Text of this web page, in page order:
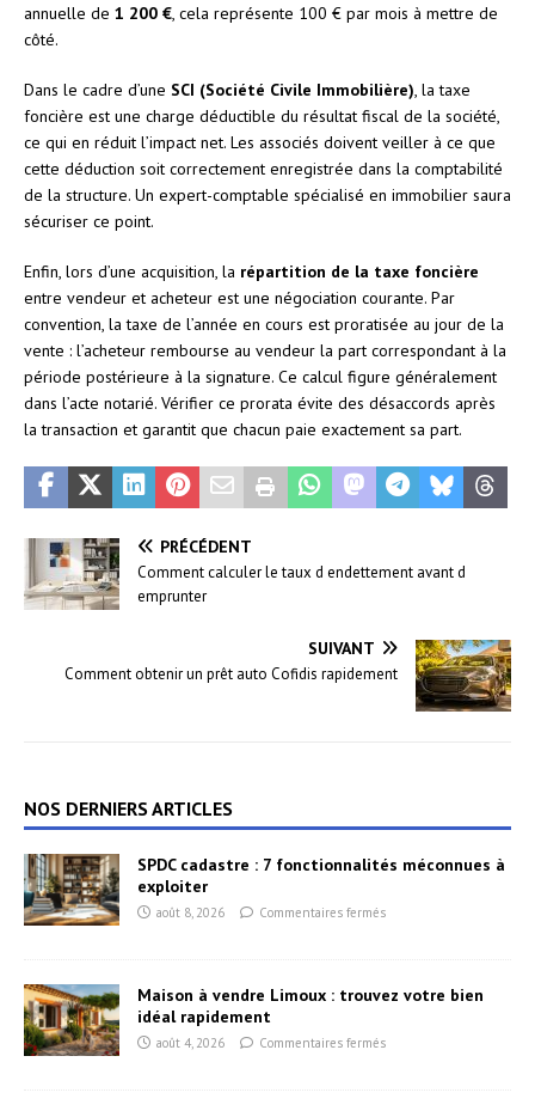
annuelle de 1 200 € , cela représente 100 € par mois à mettre de
côté.
Dans le cadre d’une SCI (Société Civile Immobilière) , la taxe
foncière est une charge déductible du résultat fiscal de la société,
ce qui en réduit l’impact net. Les associés doivent veiller à ce que
cette déduction soit correctement enregistrée dans la comptabilité
de la structure. Un expert-comptable spécialisé en immobilier saura
sécuriser ce point.
Enfin, lors d’une acquisition, la répartition de la taxe foncière
entre vendeur et acheteur est une négociation courante. Par
convention, la taxe de l’année en cours est proratisée au jour de la
vente : l’acheteur rembourse au vendeur la part correspondant à la
période postérieure à la signature. Ce calcul figure généralement
dans l’acte notarié. Vérifier ce prorata évite des désaccords après
la transaction et garantit que chacun paie exactement sa part.
PRÉCÉDENT
Comment calculer le taux d endettement avant d
emprunter
SUIVANT
Comment obtenir un prêt auto Cofidis rapidement
NOS DERNIERS ARTICLES
SPDC cadastre : 7 fonctionnalités méconnues à
exploiter
août 8, 2026 Commentaires fermés
Maison à vendre Limoux : trouvez votre bien
idéal rapidement
août 4, 2026 Commentaires fermés